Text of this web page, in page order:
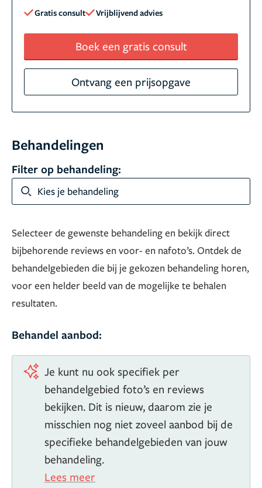
Gratis consult Vrijblijvend advies
Boek een gratis consult
Ontvang een prijsopgave
Behandelingen
Filter op behandeling:
Kies je behandeling
Selecteer de gewenste behandeling en bekijk direct
bijbehorende reviews en voor- en nafoto’s. Ontdek de
behandelgebieden die bij je gekozen behandeling horen,
voor een helder beeld van de mogelijke te behalen
resultaten.
Behandel aanbod:
Je kunt nu ook specifiek per
behandelgebied foto’s en reviews
bekijken. Dit is nieuw, daarom zie je
misschien nog niet zoveel aanbod bij de
specifieke behandelgebieden van jouw
behandeling.
Lees meer